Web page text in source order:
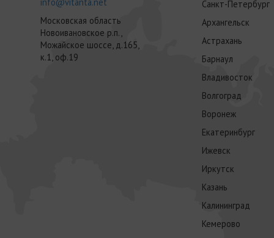
Московская область
Новоивановское р.п.,
Можайское шоссе, д.165,
к.1, оф.19
Санкт-Петербург
Архангельск
Астрахань
Барнаул
Владивосток
Волгоград
Воронеж
Екатеринбург
Ижевск
Иркутск
Казань
Калининград
Кемерово